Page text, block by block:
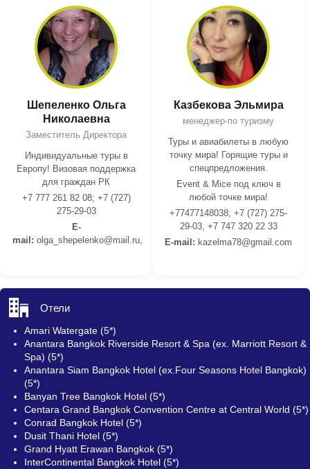
Шепеленко Ольга
Николаевна
Заместитель Директора
Индивидуальные туры в
Европу! Визовая поддержка
для граждан РК
+7 777 261 82 08; +7 (727)
275-29-03
E-
mail: olga_shepelenko@mail.ru,
Казбекова Эльмира
менеджер-по туризму
Туры и авиабилеты в любую
точку мира! Горящие туры и
спецпредложения.
Event & Mice под ключ в
любой точке мира!
+77477148038; +7 (727) 275-
29-03, +7 747 320 22 33
E-mail: kazelma78@gmail.com
Отели
Amari Watergate (5*)
Anantara Bangkok Riverside Resort & Spa (ex. Marriott Resort &
Spa) (5*)
Anantara Siam Bangkok Hotel (ex.Four Seasons Hotel Bangkok)
(5*)
Banyan Tree Bangkok Hotel (5*)
Centara Grand Bangkok Convention Centre at Central World (5*)
Conrad Bangkok Hotel (5*)
Dusit Thani Hotel (5*)
Grand Hyatt Erawan Bangkok (5*)
InterContinental Bangkok Hotel (5*)